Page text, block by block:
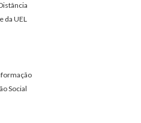
da UEL
Social